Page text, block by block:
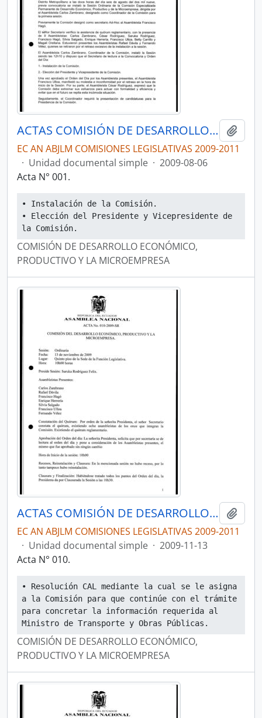
ACTAS COMISIÓN DE DESARROLLO ECONÓMICO, PRODUCTIVO Y LA MICROEMPRESA
EC AN ABJLM COMISIONES LEGISLATIVAS 2009-2011
· Unidad documental simple · 2009-08-06
Acta N° 001.
• Instalación de la Comisión.
• Elección del Presidente y Vicepresidente de
la Comisión.
COMISIÓN DE DESARROLLO ECONÓMICO,
PRODUCTIVO Y LA MICROEMPRESA
ACTAS COMISIÓN DE DESARROLLO ECONÓMICO, PRODUCTIVO Y LA MICROEMPRESA
EC AN ABJLM COMISIONES LEGISLATIVAS 2009-2011
· Unidad documental simple · 2009-11-13
Acta N° 010.
• Resolución CAL mediante la cual se le asigna
a la Comisión para que continúe con el trámite
para concretar la información requerida al
Ministro de Transporte y Obras Públicas.
COMISIÓN DE DESARROLLO ECONÓMICO,
PRODUCTIVO Y LA MICROEMPRESA